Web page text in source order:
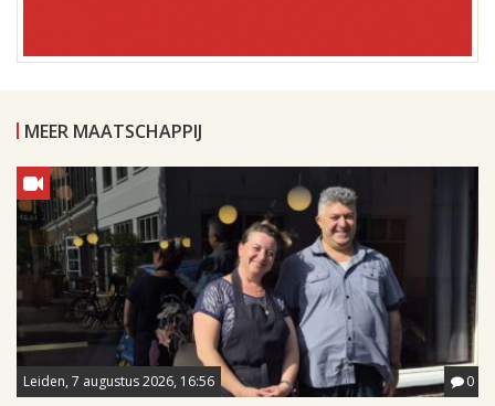
MEER MAATSCHAPPIJ
Leiden, 7 augustus 2026, 16:56 0